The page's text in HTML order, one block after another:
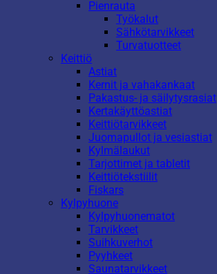
Pienrauta
Työkalut
Sähkötarvikkeet
Turvatuotteet
Keittiö
Astiat
Kernit ja vahakankaat
Pakastus- ja säilytysrasiat
Kertakäyttöastiat
Keittiötarvikkeet
Juomapullot ja vesiastiat
Kylmälaukut
Tarjottimet ja tabletit
Keittiötekstiilit
Fiskars
Kylpyhuone
Kylpyhuonematot
Tarvikkeet
Suihkuverhot
Pyyhkeet
Saunatarvikkeet